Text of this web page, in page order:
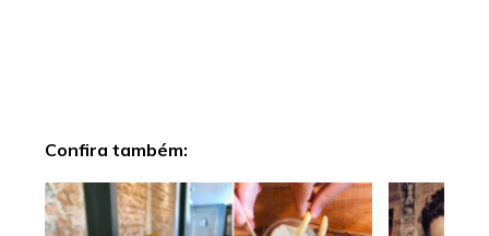
Confira também: